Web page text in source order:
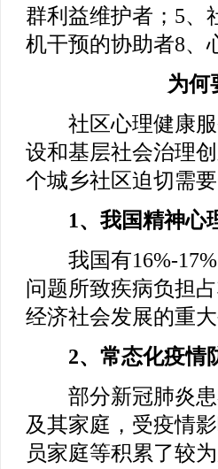
群利益维护者；5、
机干预的协助者8、
为何
社区心理健康服
设和基层社会治理
个城乡社区迫切需
1、我国精神心
我国有16%-17%
问题所致疾病负担
经济社会发展的重
2、常态化疫情
部分新冠肺炎患
及其家庭，受疫情
员家庭等积累了较